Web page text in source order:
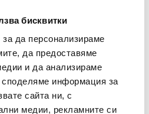
бисквитки
да персонализираме
да предоставяме
и да анализираме
информация за
сайта ни, с
медии, рекламните си
Питов
01
ЗА МАСАТА
ТЕКСТИЛ ЗА ДОМА
АРОМАТИ ЗА ДОМА
BACCARAT
TOM DIXON
MICHAEL ARAM
ASSOULINE